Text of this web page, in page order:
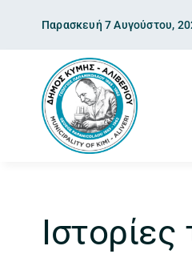
content
Παρασκευή 7 Αυγούστου,